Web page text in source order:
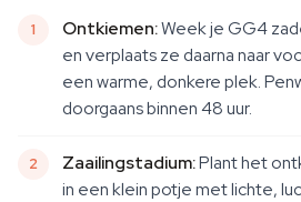
Ontkiemen:Week je GG4
en verplaats ze daarna naar
een warme, donkere plek.
doorgaans binnen 48 uur.
Zaailingstadium:Plant het
in een klein potje met lichte,